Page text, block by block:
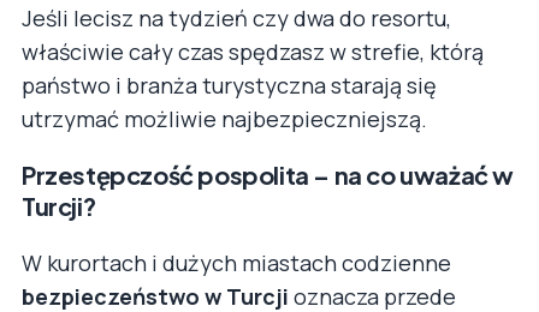
Jeśli lecisz na tydzień czy dwa do resortu,
właściwie cały czas spędzasz w strefie, którą
państwo i branża turystyczna starają się
utrzymać możliwie najbezpieczniejszą.
Przestępczość pospolita – na co uważać w
Turcji?
W kurortach i dużych miastach codzienne
bezpieczeństwo w Turcji oznacza przede